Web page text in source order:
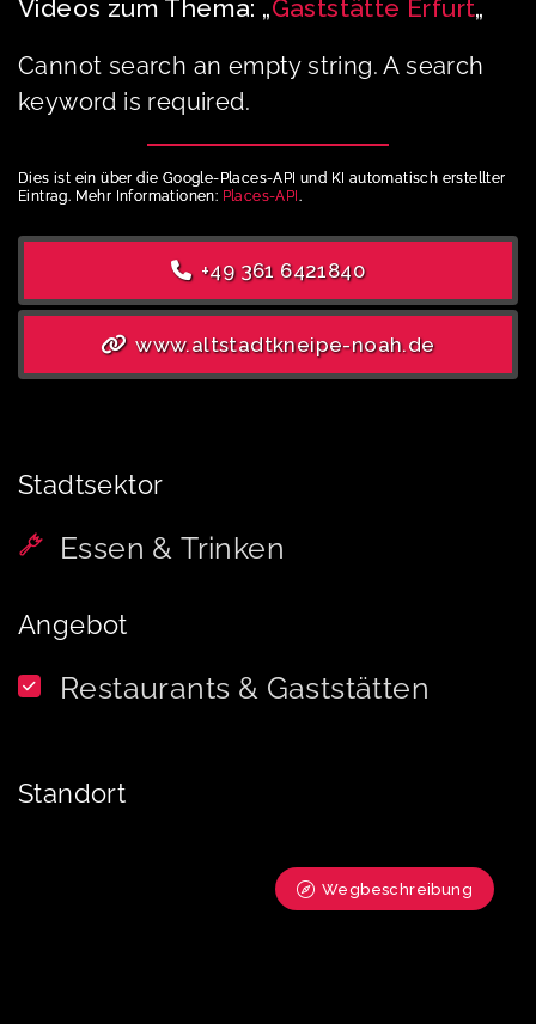
Videos zum Thema: „Gaststätte Erfurt„
Cannot search an empty string. A search
keyword is required.
Dies ist ein über die Google-Places-API und KI automatisch erstellter
Eintrag. Mehr Informationen: Places-API .
+49 361 6421840
www.altstadtkneipe-noah.de
Stadtsektor
Essen & Trinken
Angebot
Restaurants & Gaststätten
Standort
Wegbeschreibung